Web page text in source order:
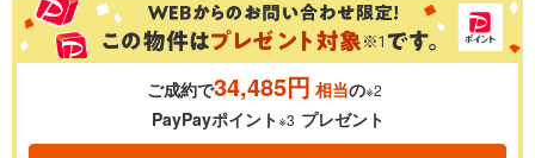
ご成約で34,485円 相当の※2
PayPayポイント※3 プレゼント